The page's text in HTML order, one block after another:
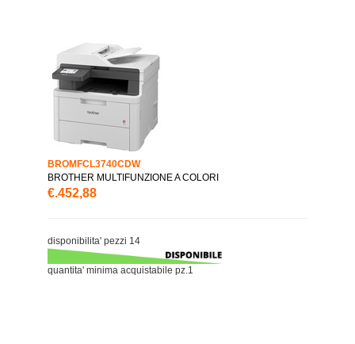
BROMFCL3740CDW
BROTHER MULTIFUNZIONE A COLORI
€.452,88
disponibilita' pezzi 14
quantita' minima acquistabile pz.1